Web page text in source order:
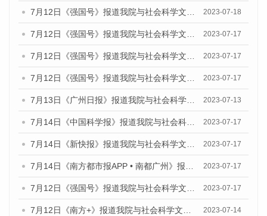
7月12日《强国号》报道我院与社会科学文献出版社联合发布的《广州蓝皮书：广州经济发展报告（2023）》的媒体文章 2023-07-18
7月12日《强国号》报道我院与社会科学文献出版社联合发布的《广州蓝皮书：广州经济发展报告（2023）》的媒体文章 2023-07-17
7月12日《强国号》报道我院与社会科学文献出版社联合发布的《广州蓝皮书：广州经济发展报告（2023）》的媒体文章 2023-07-17
7月12日《强国号》报道我院与社会科学文献出版社联合发布的《广州蓝皮书：广州经济发展报告（2023）》的媒体文章 2023-07-17
7月13日《广州日报》报道我院与社会科学文献出版社联合发布了《广州蓝皮书：广州经济发展报告（2023）》的视频采访 2023-07-13
7月14日《中国科学报》报道我院与社会科学文献出版社联合发布《广州蓝皮书：广州城乡融合发展报告（2023）》的媒体文章 2023-07-17
7月14日《新快报》报道我院与社会科学文献出版社联合发布《广州蓝皮书：广州城乡融合发展报告（2023）》的媒体文章 2023-07-17
7月14日《南方都市报APP • 南都广州》报道我院与社会科学文献出版社联合发布《广州蓝皮书：广州城乡融合发展报告（2023）》的媒体文章 2023-07-17
7月12日《强国号》报道我院与社会科学文献出版社联合发布的《广州蓝皮书：广州经济发展报告（2023）》的媒体文章 2023-07-17
7月12日《南方+》报道我院与社会科学文献出版社联合发布的《广州蓝皮书：广州经济发展报告（2023）》的媒体文章 2023-07-14